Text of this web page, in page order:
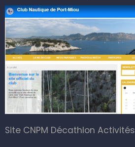
Site CNPM Décathlon Activités